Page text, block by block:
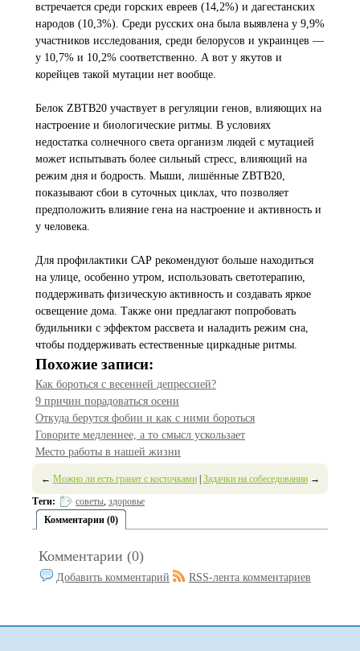
встречается среди горских евреев (14,2%) и дагестанских
народов (10,3%). Среди русских она была выявлена у 9,9%
участников исследования, среди белорусов и украинцев —
у 10,7% и 10,2% соответственно. А вот у якутов и
корейцев такой мутации нет вообще.
Белок ZBTB20 участвует в регуляции генов, влияющих на
настроение и биологические ритмы. В условиях
недостатка солнечного света организм людей с мутацией
может испытывать более сильный стресс, влияющий на
режим дня и бодрость. Мыши, лишённые ZBTB20,
показывают сбои в суточных циклах, что позволяет
предположить влияние гена на настроение и активность и
у человека.
Для профилактики САР рекомендуют больше находиться
на улице, особенно утром, использовать светотерапию,
поддерживать физическую активность и создавать яркое
освещение дома. Также они предлагают попробовать
будильники с эффектом рассвета и наладить режим сна,
чтобы поддерживать естественные циркадные ритмы.
Похожие записи:
Как бороться с весенней депрессией?
9 причин порадоваться осени
Откуда берутся фобии и как с ними бороться
Говорите медленнее, а то смысл ускользает
Место работы в нашей жизни
← Можно ли есть гранат с косточками| Задачки на собеседовании→
Теги:
советы, здоровье
Комментарии (0)
Комментарии (0)
Добавить комментарий RSS-лента комментариев